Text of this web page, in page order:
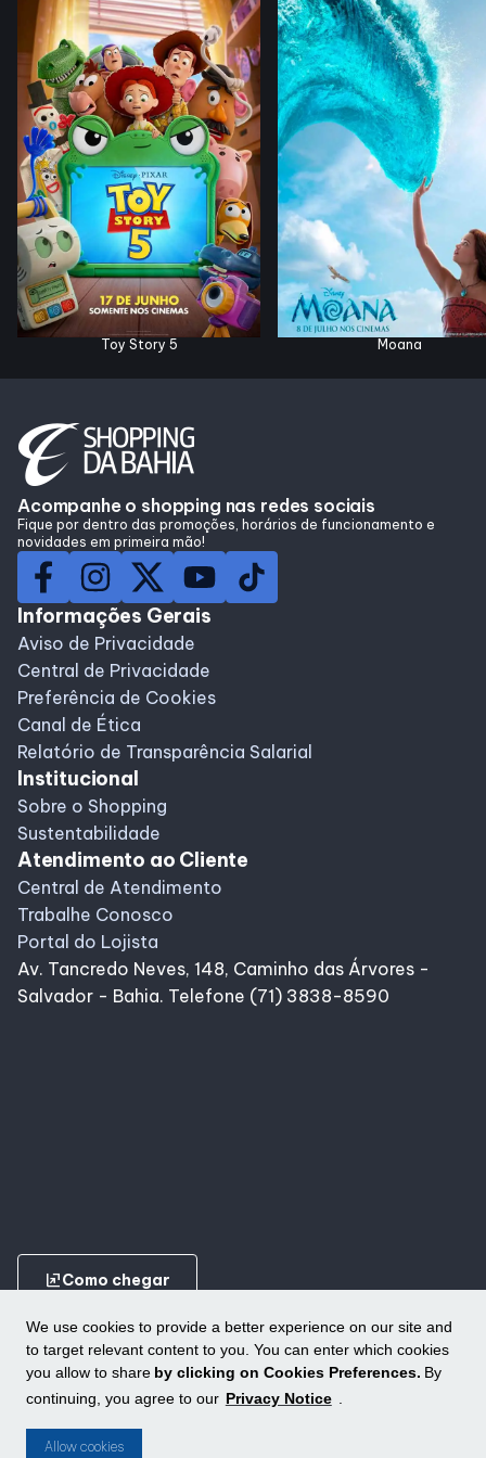
We use cookies to provide a better experience on our site and
to target relevant content to you. You can enter which cookies
you allow to share by clicking on Cookies Preferences. By
continuing, you agree to our Privacy Notice .
Allow cookies
SDB Premium
Horários
Entretenimento
Cinema
Eventos
Lojas e Restaurantes
Lojas
Alimentação
Compre Online
Programa de benefícios
Toy Story 5 Moana
Acompanhe o shopping nas redes sociais
Fique por dentro das promoções, horários de funcionamento e
novidades em primeira mão!
Informações Gerais
Aviso de Privacidade
Central de Privacidade
Preferência de Cookies
Canal de Ética
Relatório de Transparência Salarial
Institucional
Sobre o Shopping
Sustentabilidade
Atendimento ao Cliente
Central de Atendimento
Trabalhe Conosco
Portal do Lojista
Av. Tancredo Neves, 148, Caminho das Árvores -
Salvador - Bahia. Telefone (71) 3838-8590
ungroupComo chegar
Conheça outros shoppings da ALLOS